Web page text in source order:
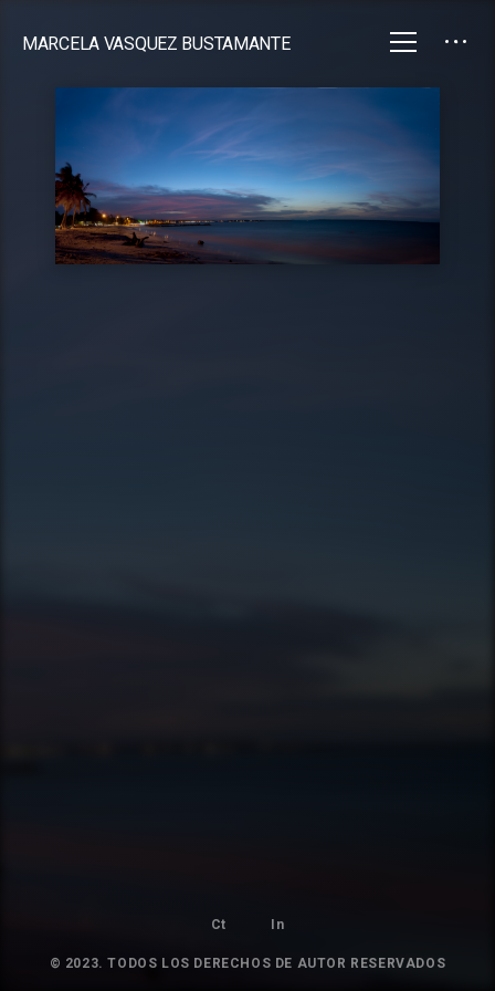
MARCELA VASQUEZ BUSTAMANTE
Ct In
© 2023. TODOS LOS DERECHOS DE AUTOR RESERVADOS